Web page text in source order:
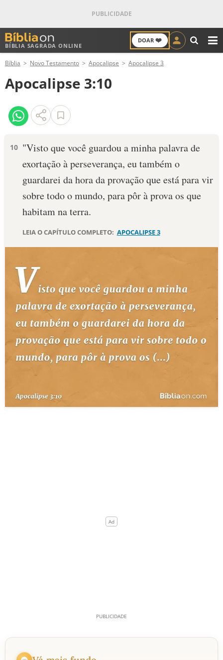
BÍBLIA SAGRADA ONLINE
DOAR ❤️
ANTIGO TESTAMENTO
NOVO TESTAMENTO
VERSÍCULOS
PALAVRA DO DIA
SALMO DO DIA
DEVOCIONAL DIÁRIO
ESTUDOS BÍBLICOS
ESBOÇOS DE PREGAÇÃO
TEMAS
PERGUNTE À BÍBLIA IA
QUEM SOMOS
Bíblia Novo Testamento Apocalipse Apocalipse 3
Apocalipse 3:10
10 "Visto que você guardou a minha palavra de
exortação à perseverança, eu também o
guardarei da hora da provação que está para vir
sobre todo o mundo, para pôr à prova os que
habitam na terra.
LEIA O CAPÍTULO COMPLETO: APOCALIPSE 3